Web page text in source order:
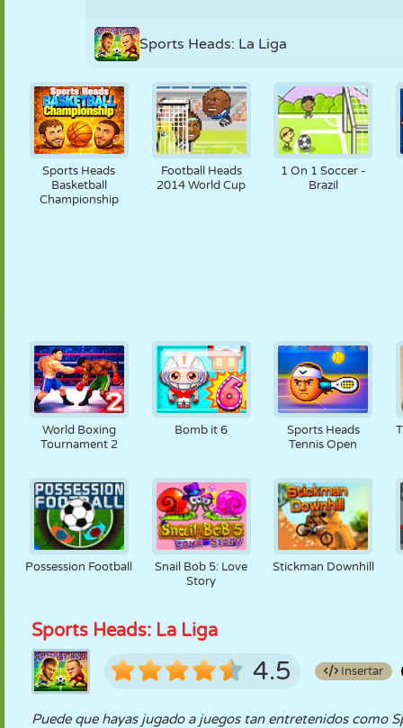
Sports Heads: La Liga
Sports Heads
Basketball
Championship
Football Heads
2014 World Cup
1 On 1 Soccer -
Brazil
World Boxing
Tournament 2
Bomb it 6
Sports Heads
Tennis Open
Possession Football
Snail Bob 5: Love
Story
Stickman Downhill
Sports Heads: La Liga
4.5 Insertar
Puede que hayas jugado a juegos tan entretenidos como